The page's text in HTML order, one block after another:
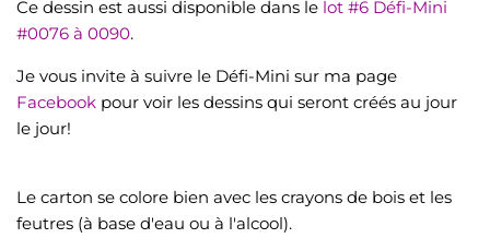
Ce dessin est aussi disponible dans le lot #6 Défi-Mini
#0076 à 0090.
Je vous invite à suivre le Défi-Mini sur ma page
Facebook pour voir les dessins qui seront créés au jour
le jour!
Le carton se colore bien avec les crayons de bois et les
feutres (à base d'eau ou à l'alcool).